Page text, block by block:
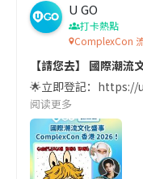
U GO
打卡熱點
ComplexCon
【請您去】 國際潮
🌟立即登記：https://
阅读更多